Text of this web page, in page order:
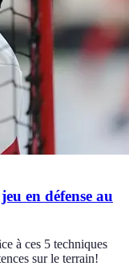
en défense au
à ces 5 techniques
sur le terrain!